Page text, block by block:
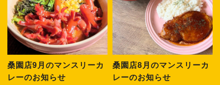
桑園店9月のマンスリーカ
レーのお知らせ
桑園店8月のマンスリーカ
レーのお知らせ